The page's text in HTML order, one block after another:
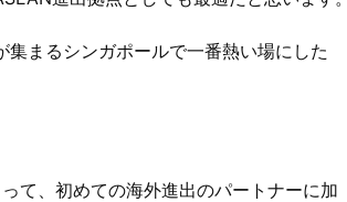
まるシンガポールで一番熱い場にした
て、初めての海外進出のパートナーに加